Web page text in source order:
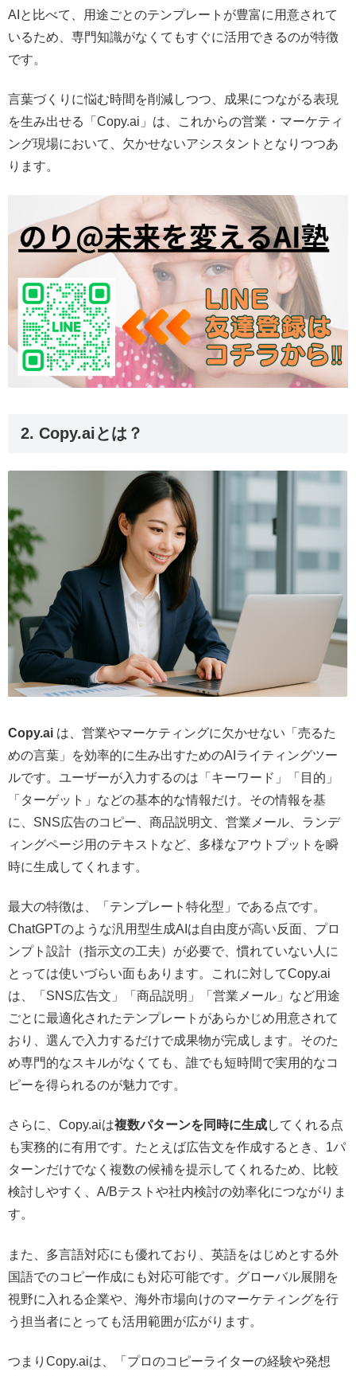
AIと比べて、用途ごとのテンプレートが豊富に用意されて
いるため、専門知識がなくてもすぐに活用できるのが特徴
です。
言葉づくりに悩む時間を削減しつつ、成果につながる表現
を生み出せる「Copy.ai」は、これからの営業・マーケティ
ング現場において、欠かせないアシスタントとなりつつあ
ります。
2. Copy.aiとは？
Copy.ai は、営業やマーケティングに欠かせない「売るた
めの言葉」を効率的に生み出すためのAIライティングツー
ルです。ユーザーが入力するのは「キーワード」「目的」
「ターゲット」などの基本的な情報だけ。その情報を基
に、SNS広告のコピー、商品説明文、営業メール、ランデ
ィングページ用のテキストなど、多様なアウトプットを瞬
時に生成してくれます。
最大の特徴は、「テンプレート特化型」である点です。
ChatGPTのような汎用型生成AIは自由度が高い反面、プロ
ンプト設計（指示文の工夫）が必要で、慣れていない人に
とっては使いづらい面もあります。これに対してCopy.ai
は、「SNS広告文」「商品説明」「営業メール」など用途
ごとに最適化されたテンプレートがあらかじめ用意されて
おり、選んで入力するだけで成果物が完成します。そのた
め専門的なスキルがなくても、誰でも短時間で実用的なコ
ピーを得られるのが魅力です。
さらに、Copy.aiは複数パターンを同時に生成してくれる点
も実務的に有用です。たとえば広告文を作成するとき、1パ
ターンだけでなく複数の候補を提示してくれるため、比較
検討しやすく、A/Bテストや社内検討の効率化につながりま
す。
また、多言語対応にも優れており、英語をはじめとする外
国語でのコピー作成にも対応可能です。グローバル展開を
視野に入れる企業や、海外市場向けのマーケティングを行
う担当者にとっても活用範囲が広がります。
つまりCopy.aiは、「プロのコピーライターの経験や発想